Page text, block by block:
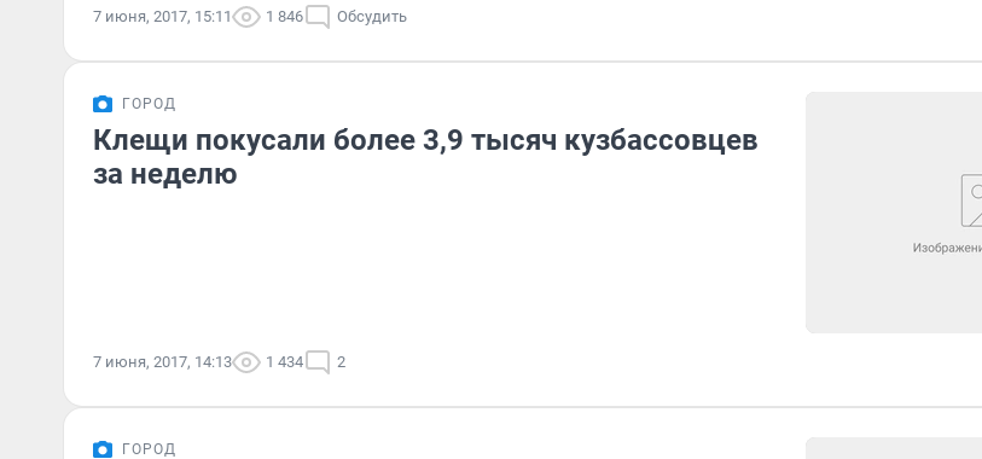
7 июня, 2017, 15:11 1 846 Обсудить
ГОРОД
Клещи покусали более 3,9 тысяч кузбассовцев
за неделю
7 июня, 2017, 14:13 1 434 2
ГОРОД